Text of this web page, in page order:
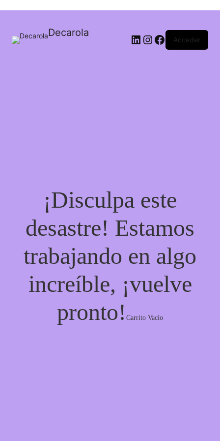
Decarola
Acceder
¡Disculpa este
desastre! Estamos
trabajando en algo
increíble, ¡vuelve
pronto!